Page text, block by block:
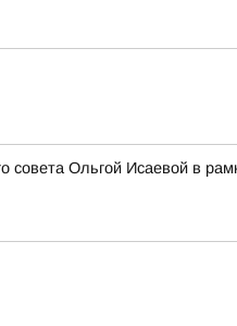
Ольгой Исаевой в